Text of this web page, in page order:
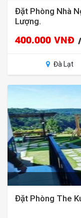
Đặt Phòng Nhà
Lượng.
400.000 VNĐ
Đà Lạt
Đặt Phòng The